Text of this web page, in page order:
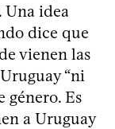
Una idea
dice que
vienen las
“ni
género. Es
a Uruguay